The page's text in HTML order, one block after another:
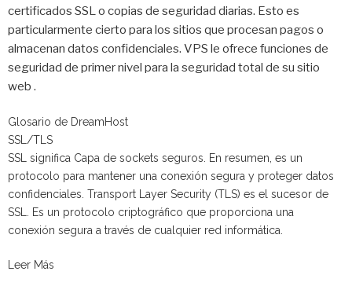
certificados SSL o copias de seguridad diarias. Esto es
particularmente cierto para los sitios que procesan pagos o
almacenan datos confidenciales. VPS le ofrece funciones de
seguridad de primer nivel para la seguridad total de su sitio
web .
Glosario de DreamHost
SSL/TLS
SSL significa Capa de sockets seguros. En resumen, es un
protocolo para mantener una conexión segura y proteger datos
confidenciales. Transport Layer Security (TLS) es el sucesor de
SSL. Es un protocolo criptográfico que proporciona una
conexión segura a través de cualquier red informática.
Leer Más